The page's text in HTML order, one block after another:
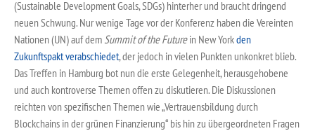
(Sustainable Development Goals, SDGs) hinterher und braucht dringend
neuen Schwung. Nur wenige Tage vor der Konferenz haben die Vereinten
Nationen (UN) auf dem Summit of the Futurein New Yorkden
Zukunftspakt verabschiedet, der jedoch in vielen Punkten unkonkret blieb.
Das Treffen in Hamburg bot nun die erste Gelegenheit, herausgehobene
und auch kontroverse Themen offen zu diskutieren. Die Diskussionen
reichten von spezifischen Themen wie „Vertrauensbildung durch
Blockchains in der grünen Finanzierung“ bis hin zu übergeordneten Fragen